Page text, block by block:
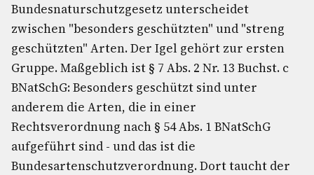
Bundesnaturschutzgesetz unterscheidet
zwischen "besonders geschützten" und "streng
geschützten" Arten. Der Igel gehört zur ersten
Gruppe. Maßgeblich ist § 7 Abs. 2 Nr. 13 Buchst. c
BNatSchG: Besonders geschützt sind unter
anderem die Arten, die in einer
Rechtsverordnung nach § 54 Abs. 1 BNatSchG
aufgeführt sind - und das ist die
Bundesartenschutzverordnung. Dort taucht der